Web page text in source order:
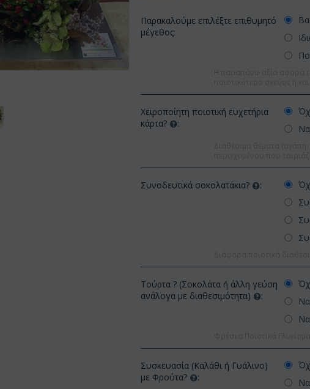
Παρακαλούμε επιλέξτε επιθυμητό
μέγεθος:
Χειροποίητη ποιοτική ευχετήρια
κάρτα?
:
Συνοδευτικά σοκολατάκια? :
Τούρτα ? (Σοκολάτα ή άλλη γεύση
ανάλογα με διαθεσιμότητα)
:
Συσκευασία (Καλάθι ή Γυάλινο)
με Φρούτα?
: